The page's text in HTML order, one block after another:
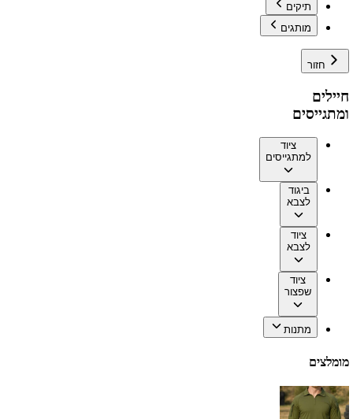
תיקים
מותגים
חזור
חיילים
ומתגייסים
ציוד
למתגייסים
ביגוד
לצבא
ציוד
לצבא
ציוד
שפצור
מתנות
מומלצים